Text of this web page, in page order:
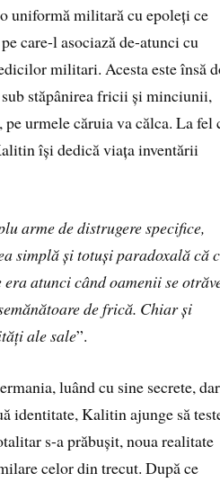
uniformă militară cu epoleți ce
care-l asociază de-atunci cu
militari. Acesta este însă
stăpânirea fricii și minciunii,
urmele căruia va călca. La fel
își dedică viața inventării
arme de distrugere specifice,
simplă și totuși paradoxală că
atunci când oamenii se
de frică. Chiar și
ale sale”.
luând cu sine secrete,
identitate, Kalitin ajunge să
s-a prăbușit, noua realitate
celor din trecut. După ce